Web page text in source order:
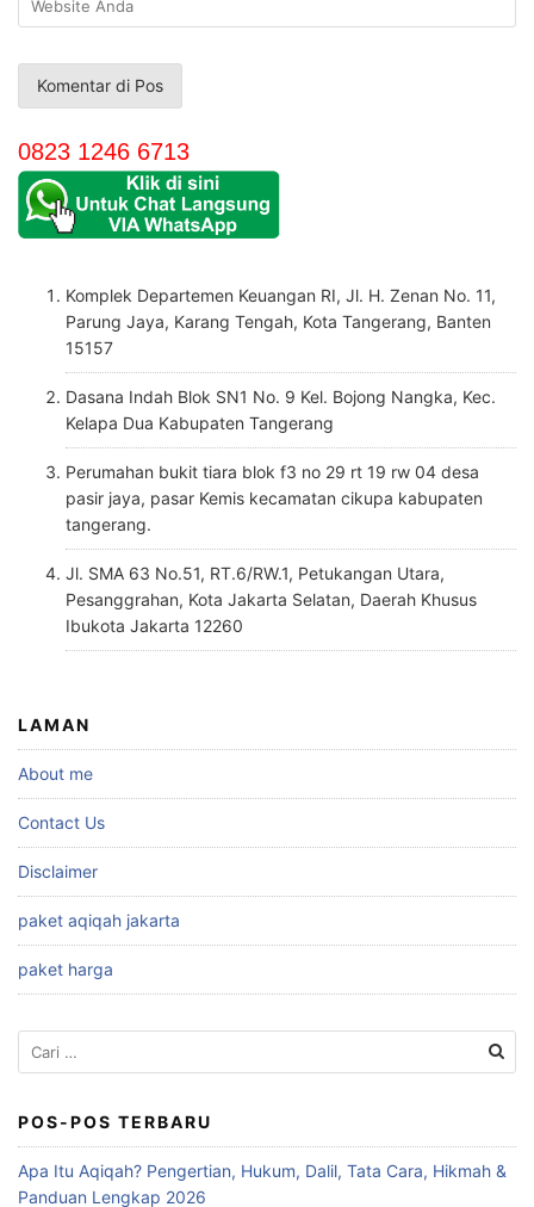
0823 1246 6713
Komplek Departemen Keuangan RI, Jl. H. Zenan No. 11,
Parung Jaya, Karang Tengah, Kota Tangerang, Banten
15157
Dasana Indah Blok SN1 No. 9 Kel. Bojong Nangka, Kec.
Kelapa Dua Kabupaten Tangerang
Perumahan bukit tiara blok f3 no 29 rt 19 rw 04 desa
pasir jaya, pasar Kemis kecamatan cikupa kabupaten
tangerang.
Jl. SMA 63 No.51, RT.6/RW.1, Petukangan Utara,
Pesanggrahan, Kota Jakarta Selatan, Daerah Khusus
Ibukota Jakarta 12260
LAMAN
About me
Contact Us
Disclaimer
paket aqiqah jakarta
paket harga
Cari
untuk:
POS-POS TERBARU
Apa Itu Aqiqah? Pengertian, Hukum, Dalil, Tata Cara, Hikmah &
Panduan Lengkap 2026